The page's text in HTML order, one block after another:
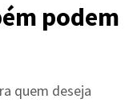
podem
quem deseja